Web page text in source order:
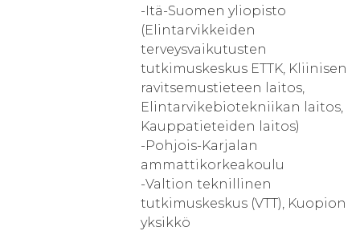
-Itä-Suomen yliopisto
(Elintarvikkeiden
terveysvaikutusten
tutkimuskeskus ETTK, Kliinisen
ravitsemustieteen laitos,
Elintarvikebiotekniikan laitos,
Kauppatieteiden laitos)
-Pohjois-Karjalan
ammattikorkeakoulu
-Valtion teknillinen
tutkimuskeskus (VTT), Kuopion
yksikkö